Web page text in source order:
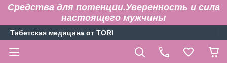
Средства для потенции.Уверенность и сила
настоящего мужчины
Тибетская медицина от TORI